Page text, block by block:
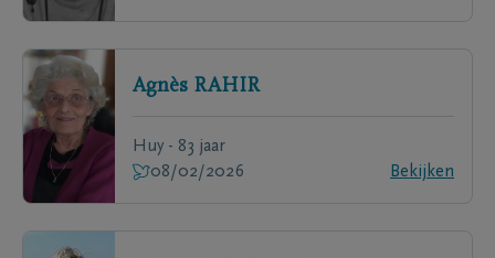
Agnès RAHIR
Huy - 83 jaar
08/02/2026
Bekijken